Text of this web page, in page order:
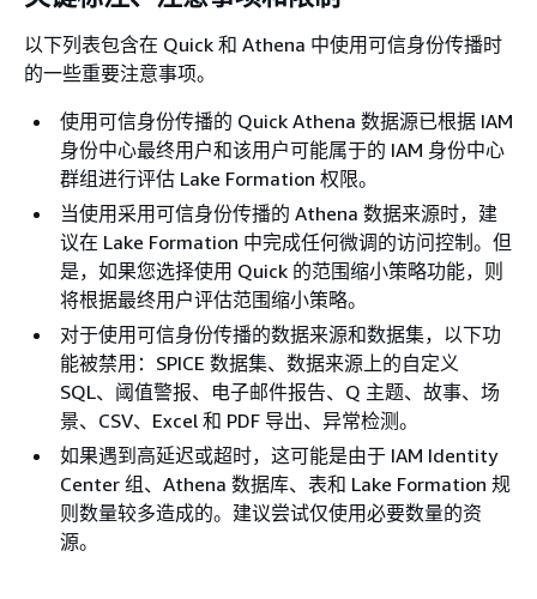
以下列表包含在 Quick 和 Athena 中使用可信身份传播时
的一些重要注意事项。
使用可信身份传播的 Quick Athena 数据源已根据 IAM
身份中心最终用户和该用户可能属于的 IAM 身份中心
群组进行评估 Lake Formation 权限。
当使用采用可信身份传播的 Athena 数据来源时，建
议在 Lake Formation 中完成任何微调的访问控制。但
是，如果您选择使用 Quick 的范围缩小策略功能，则
将根据最终用户评估范围缩小策略。
对于使用可信身份传播的数据来源和数据集，以下功
能被禁用：SPICE 数据集、数据来源上的自定义
SQL、阈值警报、电子邮件报告、Q 主题、故事、场
景、CSV、Excel 和 PDF 导出、异常检测。
如果遇到高延迟或超时，这可能是由于 IAM Identity
Center 组、Athena 数据库、表和 Lake Formation 规
则数量较多造成的。建议尝试仅使用必要数量的资
源。